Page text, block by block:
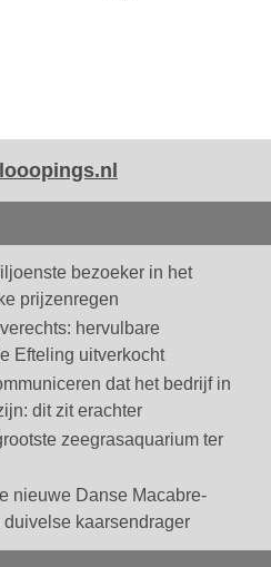
bezoeker in het
prijzenregen
hervulbare
Efteling uitverkocht
dat het bedrijf in
dit zit erachter
zeegrasaquarium ter
nieuwe Danse Macabre-
kaarsendrager